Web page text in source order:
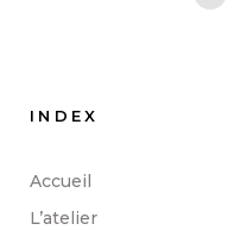
INDEX
Accueil
L’atelier